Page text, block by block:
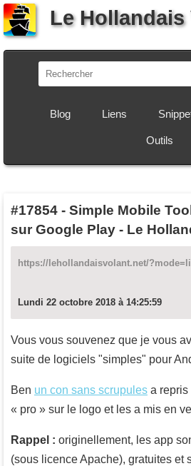
Le Hollandais
Blog Liens
Outils
#17854 - Simple Mobile
sur Google Play - Le
https://lehollandaisvolant.net/
Lundi 22 octobre 2018 à 14:25:59
Vous vous souvenez que je vous
suite de logiciels "simples" pour
Ben un con sans scrupules a repris
« pro » sur le logo et les a mis en
Rappel : originellement, les app
(sous licence Apache), gratuites et